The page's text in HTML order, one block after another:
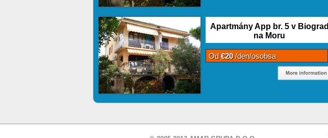
Apartmány App br. 5 v Biograd
na Moru
Od€20/den/osobsa